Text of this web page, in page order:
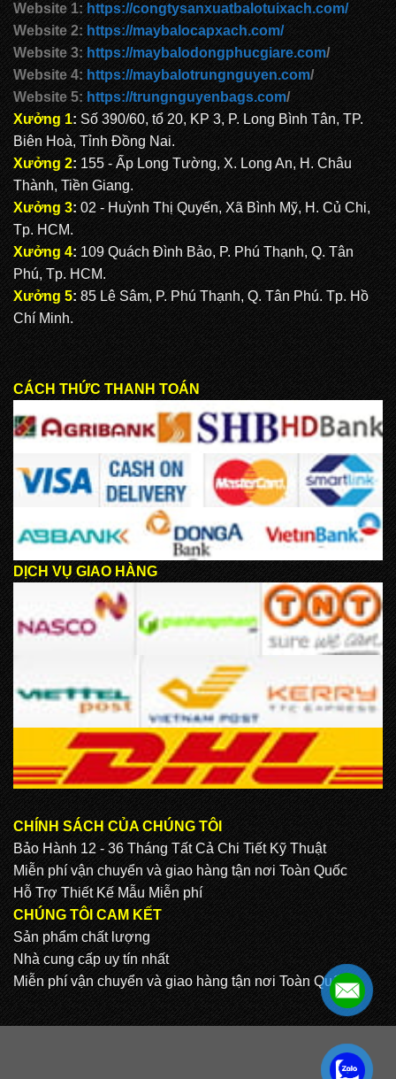
Website 1: https://congtysanxuatbalotuixach.com/
Website 2: https://maybalocapxach.com/
Website 3: https://maybalodongphucgiare.com/
Website 4: https://maybalotrungnguyen.com/
Website 5: https://trungnguyenbags.com/
Xưởng 1: Số 390/60, tổ 20, KP 3, P. Long Bình Tân, TP.
Biên Hoà, Tỉnh Đồng Nai.
Xưởng 2: 155 - Ấp Long Tường, X. Long An, H. Châu
Thành, Tiền Giang.
Xưởng 3: 02 - Huỳnh Thị Quyến, Xã Bình Mỹ, H. Củ Chi,
Tp. HCM.
Xưởng 4: 109 Quách Đình Bảo, P. Phú Thạnh, Q. Tân
Phú, Tp. HCM.
Xưởng 5: 85 Lê Sâm, P. Phú Thạnh, Q. Tân Phú. Tp. Hồ
Chí Minh.
CÁCH THỨC THANH TOÁN
DỊCH VỤ GIAO HÀNG
CHÍNH SÁCH CỦA CHÚNG TÔI
Bảo Hành 12 - 36 Tháng Tất Cả Chi Tiết Kỹ Thuật
Miễn phí vận chuyển và giao hàng tận nơi Toàn Quốc
Hỗ Trợ Thiết Kế Mẫu Miễn phí
CHÚNG TÔI CAM KẾT
Sản phẩm chất lượng
Nhà cung cấp uy tín nhất
Miễn phí vận chuyển và giao hàng tận nơi Toàn Quốc
.